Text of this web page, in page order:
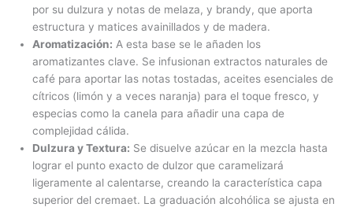
por su dulzura y notas de melaza, y brandy, que aporta
estructura y matices avainillados y de madera.
Aromatización: A esta base se le añaden los
aromatizantes clave. Se infusionan extractos naturales de
café para aportar las notas tostadas, aceites esenciales de
cítricos (limón y a veces naranja) para el toque fresco, y
especias como la canela para añadir una capa de
complejidad cálida.
Dulzura y Textura: Se disuelve azúcar en la mezcla hasta
lograr el punto exacto de dulzor que caramelizará
ligeramente al calentarse, creando la característica capa
superior del cremaet. La graduación alcohólica se ajusta en